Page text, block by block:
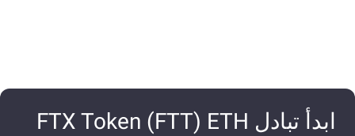
ابدأ تبادل FTX Token (FTT) ETH